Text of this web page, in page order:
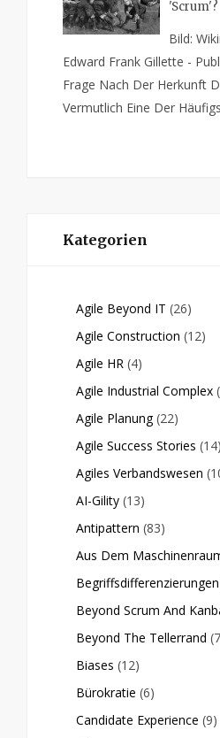
'Scrum'?
Bild:
Edward Frank Gillette -
Frage Nach Der Herkunft
Vermutlich Eine Der
Kategorien
Agile Beyond IT (26)
Agile Construction (12)
Agile HR (4)
Agile Industrial Complex
Agile Planung (22)
Agile Success Stories (14)
Agiles Verbandswesen
AI-Gility (13)
Antipattern (83)
Aus Dem
Begriffsdifferenzierungen
Beyond Scrum And
Beyond The Tellerrand
Biases (12)
Bürokratie (6)
Candidate Experience (9)